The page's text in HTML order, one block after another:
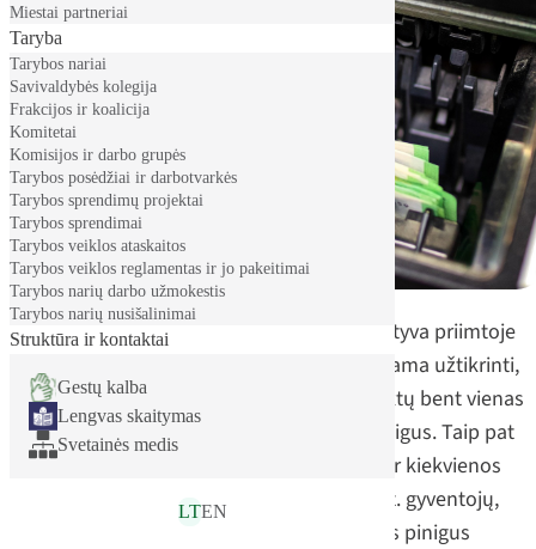
Miestai partneriai
Taryba
Tarybos nariai
Savivaldybės kolegija
Frakcijos ir koalicija
Komitetai
Komisijos ir darbo grupės
Tarybos posėdžiai ir darbotvarkės
Tarybos sprendimų projektai
Tarybos sprendimai
Tarybos veiklos ataskaitos
Tarybos veiklos reglamentas ir jo pakeitimai
Tarybos narių darbo užmokestis
Tarybos narių nusišalinimai
Struktūra ir kontaktai
Gestų kalba
Lengvas skaitymas
Svetainės medis
LTEN
Kazlų Rūdos mero Manto Varaškos iniciatyva priimtoje
rezoliucijoje atsakingas institucijas raginama užtikrinti,
kad kiekvienoje seniūnijoje visą parą veiktų bent vienas
bankomatas, išduodantis grynuosius pinigus. Taip pat
pažymima, kad kiekvienos savivaldybės ir kiekvienos
seniūnijos, turinčios daugiau kaip 5 tūkst. gyventojų,
centre turėtų būti bent vienas grynuosius pinigus